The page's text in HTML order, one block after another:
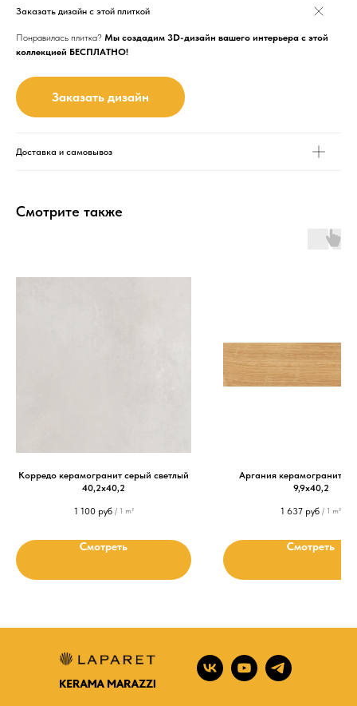
Заказать дизайн с этой плиткой
Понравилась плитка? Мы создадим 3D-дизайн вашего интерьера с этой
коллекцией БЕСПЛАТНО!
Заказать дизайн
Доставка и самовывоз
Смотрите также
Корредо керамогранит серый светлый
40,2х40,2
1 100 руб / 1 m²
Смотреть
Аргания керамогранит
9,9х40,2
1 637 руб / 1 m²
Смотреть